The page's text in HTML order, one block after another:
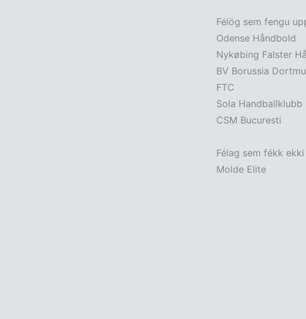
Félög sem fengu
Odense Håndbold
Nykøbing Falster
BV Borussia
FTC
Sola Handballklubb
CSM Bucuresti
Félag sem fékk
Molde Elite